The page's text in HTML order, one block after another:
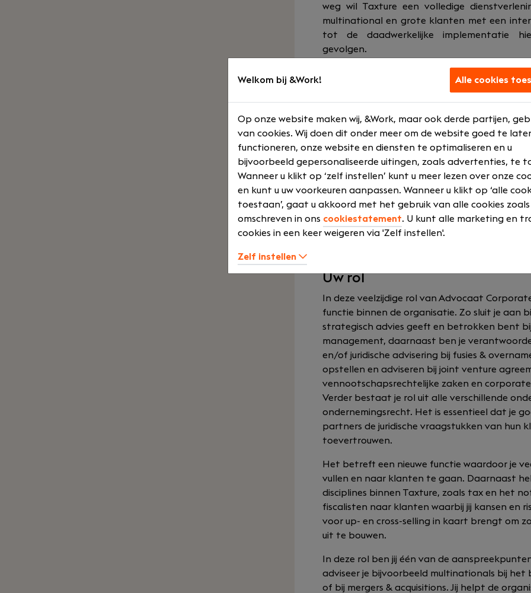
weg wil Taxture een volledige
multinational en grote klanten met een
tot de daadwerkelijke implementatie
gevolgen.
Om dit team met Advocaten verder op te
zoek naar een (Senior) Advocaat
jaar werkervaring. In deze positie krijg jij veel
initiatieven. Daarnaast krijg jij de
partner het team op te leiden en aan te
grote internationale kantoren inzetten om
helpen met juridisch advies? Volg jij de
voet? Dan ben jij de Advocaat die Taxture
Heb jij 7 tot 12 jaar werkervaring als
kennis en ervaring van de grote
internationale klanten verder te
ontwikkelingen in jouw vakgebied op de
Uw rol
In deze veelzijdige rol van Advocaat
functie binnen de organisatie. Zo sluit je aan
strategisch advies geeft en betrokken bent
management, daarnaast ben je
en/of juridische advisering bij fusies &
opstellen en adviseren bij joint venture
vennootschapsrechtelijke zaken en
Verder bestaat je rol uit alle verschillende
ondernemingsrecht. Het is essentieel dat je
partners de juridische vraagstukken van hun
toevertrouwen.
Het betreft een nieuwe functie waardoor je
vullen en naar klanten te gaan. Daarnaast
disciplines binnen Taxture, zoals tax en het
fiscalisten naar klanten waarbij jij kansen en
voor up- en cross-selling in kaart brengt om
uit te bouwen.
In deze rol ben jij één van de
adviseer je bijvoorbeeld multinationals bij
of bij mergers & acquisitions. Jij helpt de
Welkom bij &Work! Alle cookies
Op onze website maken wij, &Work, maar ook derde partijen,
van cookies. Wij doen dit onder meer om de website goed te
functioneren, onze website en diensten te optimaliseren en u
bijvoorbeeld gepersonaliseerde uitingen, zoals advertenties, te
Wanneer u klikt op ‘zelf instellen’ kunt u meer lezen over onze
en kunt u uw voorkeuren aanpassen. Wanneer u klikt op ‘alle
toestaan’, gaat u akkoord met het gebruik van alle cookies zoals
omschreven in ons cookiestatement. U kunt alle marketing en
cookies in een keer weigeren via 'Zelf instellen'.
Zelf instellen